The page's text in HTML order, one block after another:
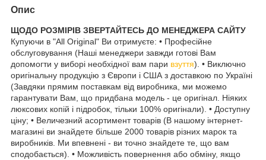
Опис
ЩОДО РОЗМІРІВ ЗВЕРТАЙТЕСЬ ДО МЕНЕДЖЕРА САЙТУ
Купуючи в "All Original" Ви отримуєте: • Професійне
обслуговування (Наші менеджери завжди готові Вам
допомогти у виборі необхідної вам пари взуття). • Виключно
оригінальну продукцію з Європи і США з доставкою по Україні
(Завдяки прямим поставкам від виробника, ми можемо
гарантувати Вам, що придбана модель - це оригінал. Ніяких
люксових копій і підробок, тільки 100% оригінали). • Доступну
ціну; • Величезний асортимент товарів (В нашому інтернет-
магазині ви знайдете більше 2000 товарів різних марок та
виробників. Ми впевнені - ви точно знайдете те, що вам
сподобається). • Можливість повернення або обміну, якщо